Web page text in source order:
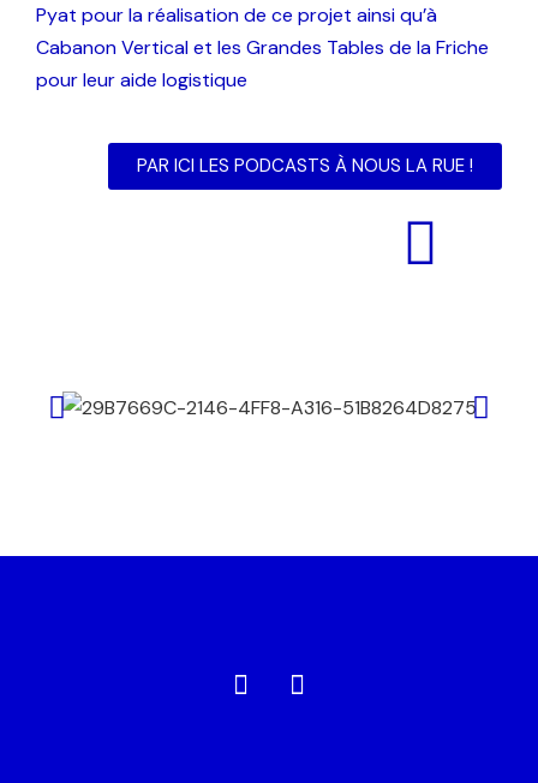
Pyat pour la réalisation de ce projet ainsi qu’à
Cabanon Vertical et les Grandes Tables de la Friche
pour leur aide logistique
PAR ICI LES PODCASTS À NOUS LA RUE !